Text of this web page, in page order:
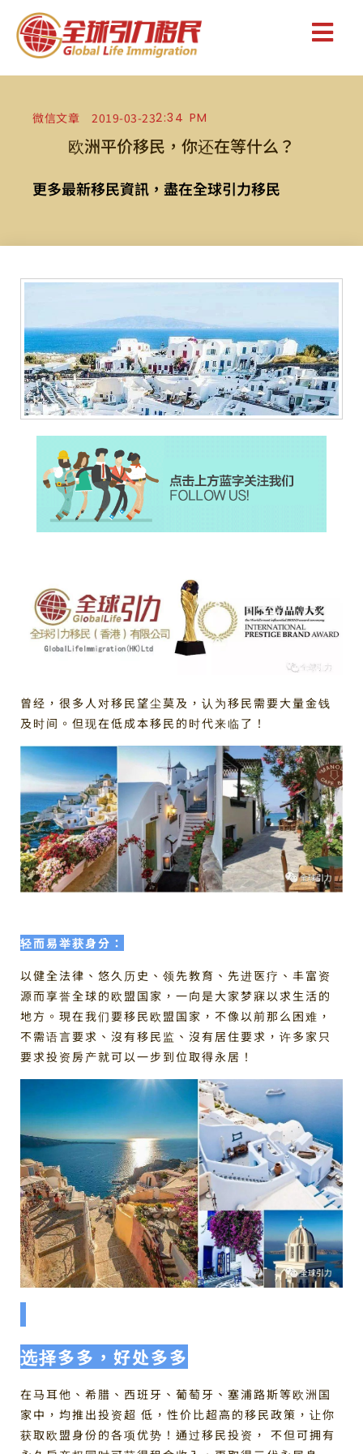
微信文章 2019-03-232:34 PM
欧洲平价移民，你还在等什么？
更多最新移民資訊，盡在全球引力移民
曾经，很多人对移民望尘莫及，认为移民需要大量金钱
及时间。但现在低成本移民的时代来临了！
轻而易举获身分：
以健全法律、悠久历史、领先教育、先进医疗、丰富资
源而享誉全球的欧盟国家，一向是大家梦寐以求生活的
地方。現在我们要移民欧盟国家，不像以前那么困难，
不需语言要求、沒有移民监、沒有居住要求，许多家只
要求投资房产就可以一步到位取得永居！
选择多多，好处多多
在马耳他、希腊、西班牙、葡萄牙、塞浦路斯等欧洲国
家中，均推出投资超 低，性价比超高的移民政策，让你
获取欧盟身份的各项优势！通过移民投资， 不但可拥有